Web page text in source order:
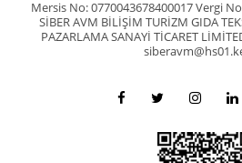
Mersis No: 0770043678400017 Vergi
SİBER AVM BİLİŞİM TURİZM GIDA
PAZARLAMA SANAYİ TİCARET